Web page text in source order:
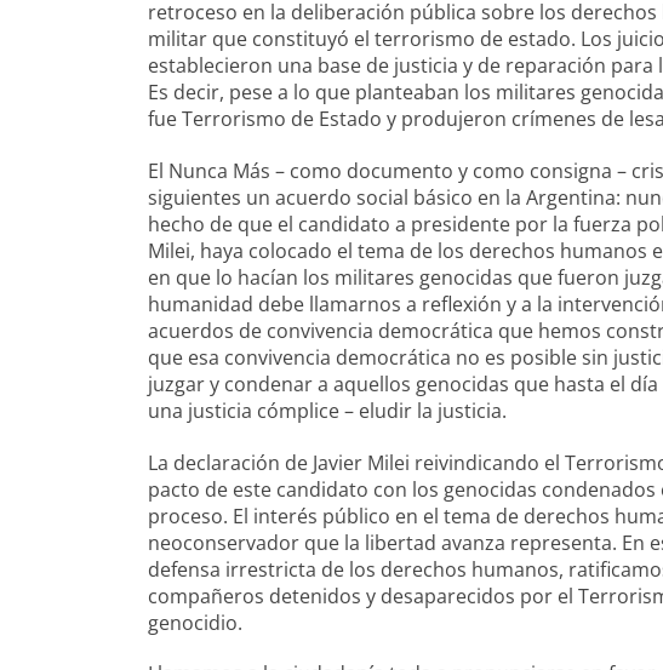
retroceso en la deliberación pública sobre los
militar que constituyó el terrorismo de estado. Los
establecieron una base de justicia y de reparación
Es decir, pese a lo que planteaban los militares
fue Terrorismo de Estado y produjeron crímenes de
El Nunca Más – como documento y como consigna –
siguientes un acuerdo social básico en la Argentina:
hecho de que el candidato a presidente por la fuerza
Milei, haya colocado el tema de los derechos humanos
en que lo hacían los militares genocidas que fueron
humanidad debe llamarnos a reflexión y a la
acuerdos de convivencia democrática que hemos
que esa convivencia democrática no es posible sin
juzgar y condenar a aquellos genocidas que hasta el
una justicia cómplice – eludir la justicia.
La declaración de Javier Milei reivindicando el
pacto de este candidato con los genocidas
proceso. El interés público en el tema de derechos
neoconservador que la libertad avanza representa. En
defensa irrestricta de los derechos humanos,
compañeros detenidos y desaparecidos por el
genocidio.